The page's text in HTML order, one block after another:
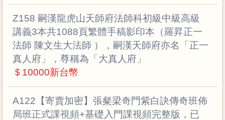
Z158 嗣漢龍虎山天師府法師科初級中級高級
講義3本共1088頁繁體手稿影印本（羅昇正一
法師 陳文生大法師 ），嗣漢天師府亦名「正一
真人府」，尊稱為「大真人府」
＄10000新台幣
A122【寄賣加密】張粲梁奇門紫白訣傳奇班佈
局班正式課視頻+基礎入門課視頻完整版，已